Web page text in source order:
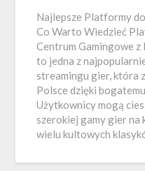
Najlepsze Platformy
Co Warto Wiedzieć
Centrum Gamingowe
to jedna z
streamingu gier, która
Polsce dzięki
Użytkownicy mogą
szerokiej gamy gier na
wielu kultowych